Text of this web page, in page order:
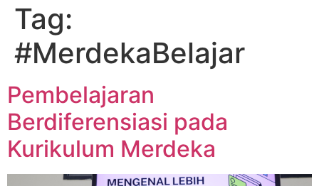
Tag:
#MerdekaBelajar
Pembelajaran
Berdiferensiasi pada
Kurikulum Merdeka